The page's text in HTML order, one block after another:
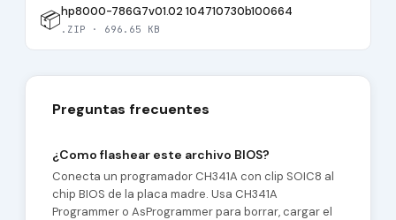
📦hp8000-786G7v01.02 104710730b100664
.ZIP · 696.65 KB
Preguntas frecuentes
¿Como flashear este archivo BIOS?
Conecta un programador CH341A con clip SOIC8 al
chip BIOS de la placa madre. Usa CH341A
Programmer o AsProgrammer para borrar, cargar el